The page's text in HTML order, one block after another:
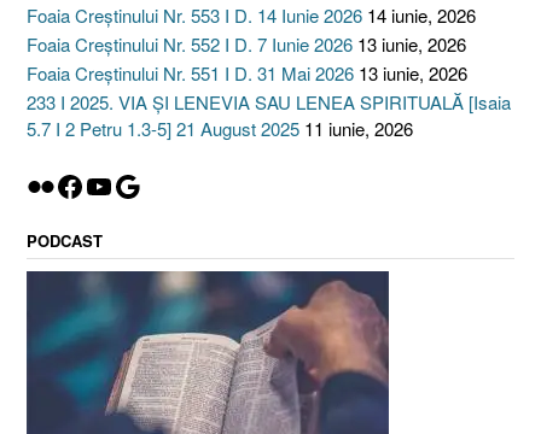
Foaia Creștinului Nr. 553 I D. 14 Iunie 2026 14 iunie, 2026
Foaia Creștinului Nr. 552 I D. 7 Iunie 2026 13 iunie, 2026
Foaia Creștinului Nr. 551 I D. 31 Mai 2026 13 iunie, 2026
233 I 2025. VIA ȘI LENEVIA SAU LENEA SPIRITUALĂ [Isaia
5.7 I 2 Petru 1.3-5] 21 August 2025 11 iunie, 2026
Flickr
Facebook
YouTube
Google
PODCAST